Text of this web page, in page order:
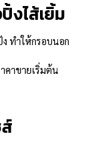
งไส้เยิ้ม
ทำให้กรอบนอก
คาขายเริ่มต้น